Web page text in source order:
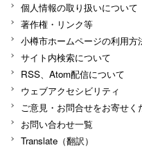
個人情報の取り扱いについて
著作権・リンク等
小樽市ホームページの利用方
サイト内検索について
RSS、Atom配信について
ウェブアクセシビリティ
ご意見・お問合せをお寄せく
お問い合わせ一覧
Translate（翻訳）